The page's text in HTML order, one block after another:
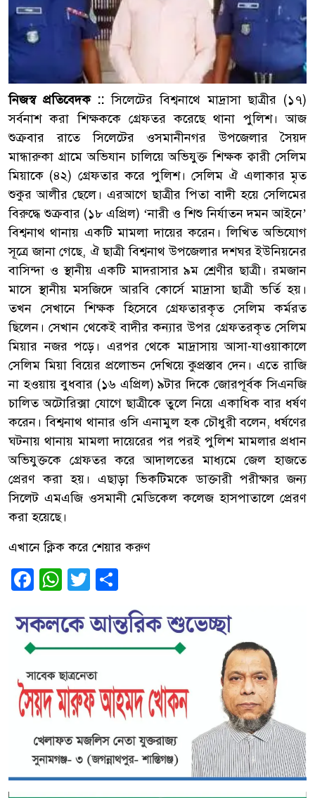
নিজস্ব প্রতিবেদক :: সিলেটের বিশ্বনাথে মাদ্রাসা ছাত্রীর (১৭)
সর্বনাশ করা শিক্ষককে গ্রেফতর করেছে থানা পুলিশ। আজ
শুক্রবার রাতে সিলেটের ওসমানীনগর উপজেলার সৈয়দ
মান্ধারুকা গ্রামে অভিযান চালিয়ে অভিযুক্ত শিক্ষক ক্বারী সেলিম
মিয়াকে (৪২) গ্রেফতার করে পুলিশ। সেলিম ঐ এলাকার মৃত
শুকুর আলীর ছেলে। এরআগে ছাত্রীর পিতা বাদী হয়ে সেলিমের
বিরুদ্ধে শুক্রবার (১৮ এপ্রিল) ‘নারী ও শিশু নির্যাতন দমন আইনে’
বিশ্বনাথ থানায় একটি মামলা দায়ের করেন। লিখিত অভিযোগ
সূত্রে জানা গেছে, ঐ ছাত্রী বিশ্বনাথ উপজেলার দশঘর ইউনিয়নের
বাসিন্দা ও স্থানীয় একটি মাদরাসার ৯ম শ্রেণীর ছাত্রী। রমজান
মাসে স্থানীয় মসজিদে আরবি কোর্সে মাদ্রাসা ছাত্রী ভর্তি হয়।
তখন সেখানে শিক্ষক হিসেবে গ্রেফতারকৃত সেলিম কর্মরত
ছিলেন। সেখান থেকেই বাদীর কন্যার উপর গ্রেফতরকৃত সেলিম
মিয়ার নজর পড়ে। এরপর থেকে মাদ্রাসায় আসা-যাওয়াকালে
সেলিম মিয়া বিয়ের প্রলোভন দেখিয়ে কুপ্রস্তাব দেন। এতে রাজি
না হওয়ায় বুধবার (১৬ এপ্রিল) ৯টার দিকে জোরপূর্বক সিএনজি
চালিত অটোরিক্সা যোগে ছাত্রীকে তুলে নিয়ে একাধিক বার ধর্ষণ
করেন। বিশ্বনাথ থানার ওসি এনামুল হক চৌধুরী বলেন, ধর্ষণের
ঘটনায় থানায় মামলা দায়েরের পর পরই পুলিশ মামলার প্রধান
অভিযুক্তকে গ্রেফতর করে আদালতের মাধ্যমে জেল হাজতে
প্রেরণ করা হয়। এছাড়া ভিকটিমকে ডাক্তারী পরীক্ষার জন্য
সিলেট এমএজি ওসমানী মেডিকেল কলেজ হাসপাতালে প্রেরণ
করা হয়েছে।
এখানে ক্লিক করে শেয়ার করুণ
Facebook
WhatsApp
Twitter